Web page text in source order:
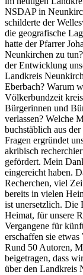
NSDAP in
schilderte der
die geografische
hatte der Pfarrer
Neunkirchen zu
der Entwicklung
Landkreis
Eberbach? Warum
Völkerbundzeit
Bürgerinnen und
verlassen? Welche
buchstäblich aus
Fragen ergründet
akribisch
gefördert. Mein
eingereicht haben.
Recherchen, viel
bereits in vielen
ist unersetzlich. Die
Heimat, für unsere
Vergangene für
erschaffen sie
Rund 50 Autoren,
beigetragen, dass
über den Landkreis